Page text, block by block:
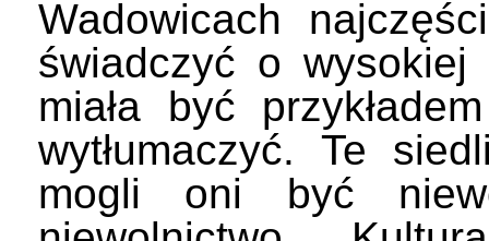
Wadowicach
świadczyć o wysokiej
miała być
wytłumaczyć. Te
mogli oni być